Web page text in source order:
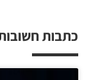
כתבות